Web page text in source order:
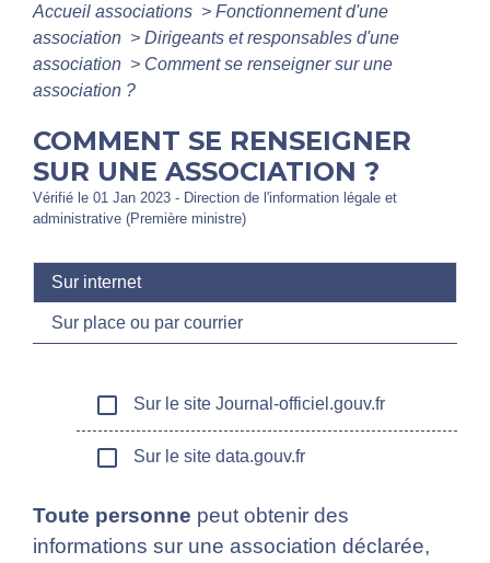
Accueil associations > Fonctionnement d'une
association > Dirigeants et responsables d'une
association > Comment se renseigner sur une
association ?
COMMENT SE RENSEIGNER
SUR UNE ASSOCIATION ?
Vérifié le 01 Jan 2023 - Direction de l'information légale et
administrative (Première ministre)
Sur internet
Sur place ou par courrier
check_box_outline_blank Sur le site Journal-officiel.gouv.fr
check_box_outline_blank Sur le site data.gouv.fr
Toute personne peut obtenir des
informations sur une association déclarée,